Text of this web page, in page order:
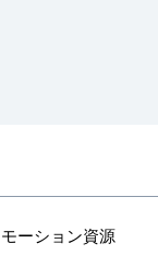
ーション資源